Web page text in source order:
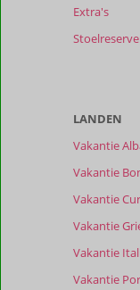
te
Extra's
LANDEN
Vakantie
Vakantie
Vakantie
Vakantie
Vakantie
Vakantie